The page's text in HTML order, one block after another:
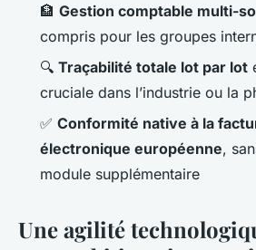
🏦 Gestion comptable multi-
compris pour les groupes
🔍 Traçabilité totale lot par lot
cruciale dans l’industrie ou la
✅ Conformité native à la
électronique européenne,
module supplémentaire
Une agilité